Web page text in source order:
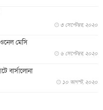
৩ সেপ্টেম্বর, ২০২০
মেসি
৬ সেপ্টেম্বর, ২০২০
বার্সালোনা
১০ আগস্ট, ২০২০